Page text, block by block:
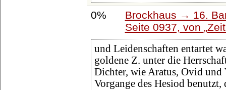
0%
Brockhaus → 16.
Seite 0937, von
und Leidenschaften entartet
goldene Z. unter die
Dichter, wie Aratus, Ovid und
Vorgange des Hesiod benutzt,